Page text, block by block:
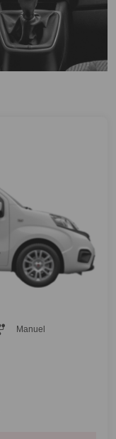
Manuel